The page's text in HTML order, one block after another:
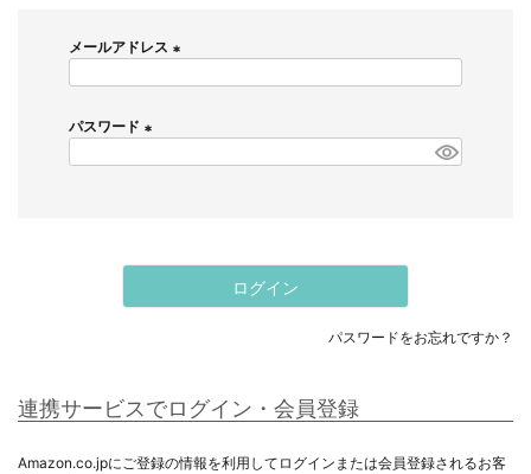
ストールほか
大きなサイズ
メンズ
メールアドレス
)
パスワード
ログイン
パスワードをお忘れですか？
連携サービスでログイン・会員登録
Amazon.co.jpにご登録の情報を利用してログインまたは会員登録されるお客